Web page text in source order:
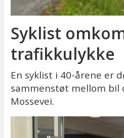
Syklist
trafikkulykke
En syklist i 40-årene er
sammenstøt mellom bil
Mossevei.